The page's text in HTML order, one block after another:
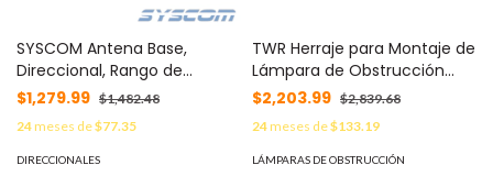
SYSCOM Antena Base,
Direccional, Rango de
Frecuencia 824 - 896 MHz.
MOD: SD-8256
$1,279.99 $1,482.48
24meses de$77.35
DIRECCIONALES
TWR Herraje para Montaje de
Lámpara de Obstrucción
OL1-VLED y OL2-VLED. MOD:
$2,203.99 $2,839.68
24meses de$133.19
LÁMPARAS DE OBSTRUCCIÓN